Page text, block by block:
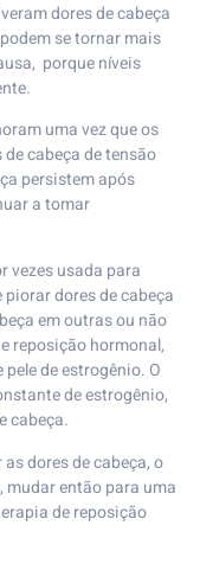
dores de cabeça
se tornar mais
porque níveis
uma vez que os
cabeça de tensão
persistem após
a tomar
vezes usada para
dores de cabeça
em outras ou não
reposição hormonal,
de estrogênio. O
de estrogênio,
cabeça.
dores de cabeça, o
mudar então para uma
de reposição